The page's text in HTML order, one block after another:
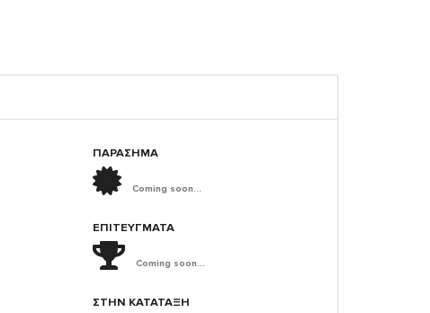
ΠΑΡΑΣΗΜΑ
Coming soon...
ΕΠΙΤΕΎΓΜΑΤΑ
Coming soon...
ΣΤΗΝ ΚΑΤΆΤΑΞΗ